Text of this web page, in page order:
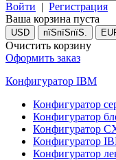
Войти | Регистрация
Ваша корзина пуста
USD пїЅпїЅпїЅ.
Очистить корзину
Оформить заказ
Конфигуратор IBM
Конфигуратор
Конфигуратор
Конфигуратор
Конфигуратор
Конфигуратор